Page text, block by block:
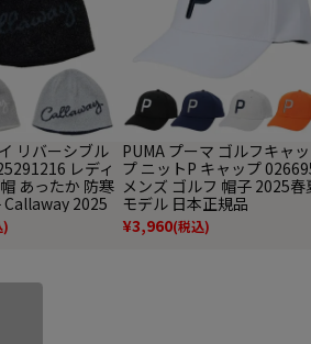
リバーシブル
レディ
あったか 防寒
Callaway 2025
本正規品
)
PUMA プーマ ゴルフキャッ
プ ニットP キャップ
メンズ ゴルフ 帽子 2025春
モデル 日本正規品
¥3,960(税込)